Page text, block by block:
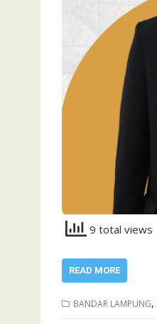
9 total views
READ MORE
BANDAR LAMPUNG,